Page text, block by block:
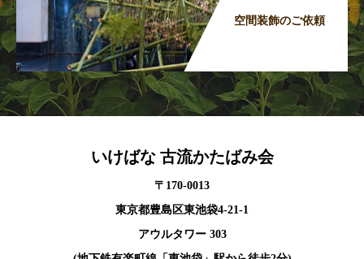
空間装飾のご依頼
いけばな 古流かたばみ会
〒170-0013
東京都豊島区東池袋4-21-1
アウルタワー 303